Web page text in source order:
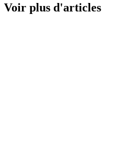
Voir plus d'articles